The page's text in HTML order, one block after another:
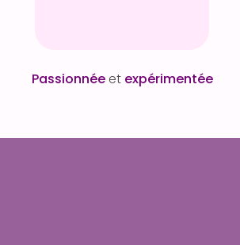
Passionnéeet expérimentée